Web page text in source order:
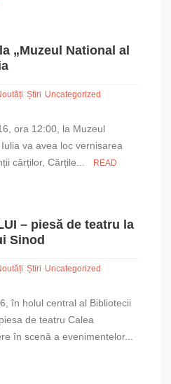
„Muzeul National al
Știri Uncategorized
ora 12:00, la Muzeul
va avea loc vernisarea
cărților, Cărțile...
READ
– piesă de teatru la
Sinod
Știri Uncategorized
în holul central al Bibliotecii
de teatru Calea
în scenă a evenimentelor...